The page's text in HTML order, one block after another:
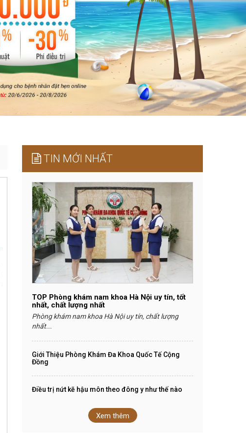
TIN MỚI NHẤT
TOP Phòng khám nam khoa Hà Nội uy tín, tốt
nhất, chất lượng nhất
Phòng khám nam khoa Hà Nội uy tín, chất lượng
nhất...
Giới Thiệu Phòng Khám Đa Khoa Quốc Tế Cộng
Đồng
Điều trị nứt kẽ hậu môn theo đông y như thế nào
Xem thêm